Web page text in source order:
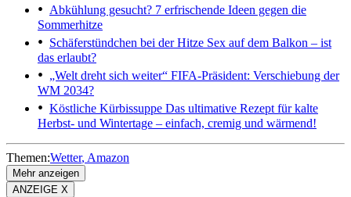
Abkühlung gesucht? 7 erfrischende Ideen gegen die
Sommerhitze
Schäferstündchen bei der Hitze Sex auf dem Balkon – ist
das erlaubt?
„Welt dreht sich weiter“ FIFA-Präsident: Verschiebung der
WM 2034?
Köstliche Kürbissuppe Das ultimative Rezept für kalte
Herbst- und Wintertage – einfach, cremig und wärmend!
Themen:Wetter Amazon
Mehr anzeigen
ANZEIGE X